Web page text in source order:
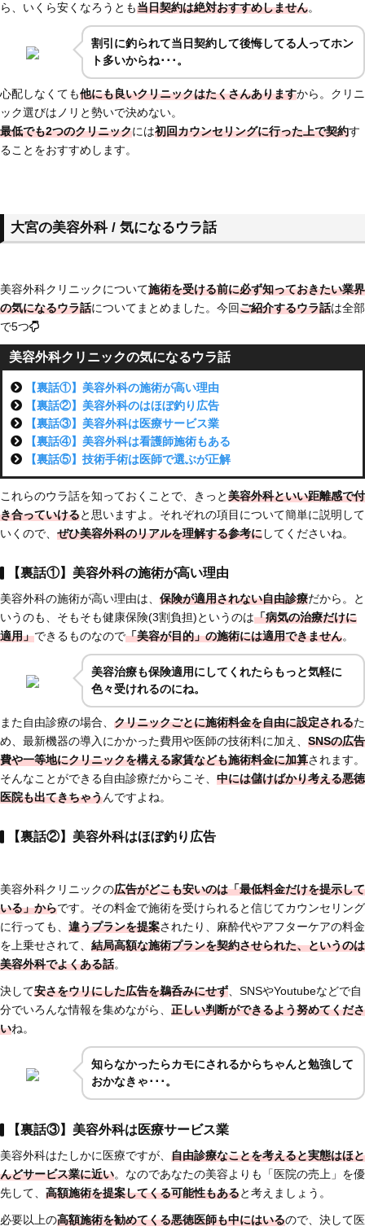
ら、いくら安くなろうとも当日契約は絶対おすすめしません。
割引に釣られて当日契約して後悔してる人ってホン
ト多いからね･･･。
心配しなくても他にも良いクリニックはたくさんありますから。クリニ
ック選びはノリと勢いで決めない。
最低でも2つのクリニックには初回カウンセリングに行った上で契約す
ることをおすすめします。
大宮の美容外科 / 気になるウラ話
美容外科クリニックについて施術を受ける前に必ず知っておきたい業界
の気になるウラ話についてまとめました。今回ご紹介するウラ話は全部
で5つ
美容外科クリニックの気になるウラ話
【裏話①】美容外科の施術が高い理由
【裏話②】美容外科のはほぼ釣り広告
【裏話③】美容外科は医療サービス業
【裏話④】美容外科は看護師施術もある
【裏話⑤】技術手術は医師で選ぶが正解
これらのウラ話を知っておくことで、きっと美容外科といい距離感で付
き合っていけると思いますよ。それぞれの項目について簡単に説明して
いくので、 ぜひ美容外科のリアルを理解する参考にしてくださいね。
【裏話①】美容外科の施術が高い理由
美容外科の施術が高い理由は、 保険が適用されない自由診療だから。と
いうのも、そもそも健康保険(3割負担)というのは「病気の治療だけに
適用」できるものなので「美容が目的」の施術には適用できません。
美容治療も保険適用にしてくれたらもっと気軽に
色々受けれるのにね。
また自由診療の場合、 クリニックごとに施術料金を自由に設定されるた
め、最新機器の導入にかかった費用や医師の技術料に加え、 SNSの広告
費や一等地にクリニックを構える家賃なども施術料金に加算されます。
そんなことができる自由診療だからこそ、 中には儲けばかり考える悪徳
医院も出てきちゃうんですよね。
【裏話②】美容外科はほぼ釣り広告
美容外科クリニックの広告がどこも安いのは「最低料金だけを提示して
いる」からです。その料金で施術を受けられると信じてカウンセリング
に行っても、 違うプランを提案されたり、麻酔代やアフターケアの料金
を上乗せされて、 結局高額な施術プランを契約させられた、というのは
美容外科でよくある話。
決して安さをウリにした広告を鵜呑みにせず、SNSやYoutubeなどで自
分でいろんな情報を集めながら、 正しい判断ができるよう努めてくださ
いね。
知らなかったらカモにされるからちゃんと勉強して
おかなきゃ･･･。
【裏話③】美容外科は医療サービス業
美容外科はたしかに医療ですが、 自由診療なことを考えると実態はほと
んどサービス業に近い。なのであなたの美容よりも「医院の売上」を優
先して、 高額施術を提案してくる可能性もあると考えましょう。
必要以上の高額施術を勧めてくる悪徳医師も中にはいるので、決して医